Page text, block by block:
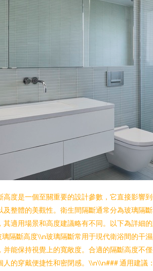
高度是一個至關重要的設計參數，它直接影響
及整體的美觀性。衛生間隔斷通常分為玻璃隔
其適用場景和高度建議略有不同。以下為詳細
隔斷高度\\n玻璃隔斷常用于現代衛浴間的干
并能保持視覺上的寬敞度。合適的隔斷高度不
人的穿戴便捷性和密閉感。\\n\\n### 通用建議